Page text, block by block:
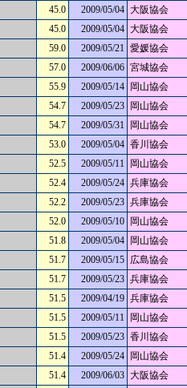
45.0 2009/05/04 大阪協会
45.0 2009/05/04 大阪協会
59.0 2009/05/21 愛媛協会
57.0 2009/06/06 宮城協会
55.9 2009/05/14
岡山協会
54.7 2009/05/23
岡山協会
54.7 2009/05/31
岡山協会
53.0 2009/05/04 香川協会
52.5 2009/05/11
岡山協会
52.4 2009/05/24 兵庫協会
52.2 2009/05/23 兵庫協会
52.0 2009/05/10
岡山協会
51.8 2009/05/04
岡山協会
51.7 2009/05/15 広島協会
51.7 2009/05/23 兵庫協会
51.5 2009/04/19 兵庫協会
51.5 2009/05/11
岡山協会
51.5 2009/05/23 香川協会
51.4 2009/05/24
岡山協会
51.4 2009/06/03 大阪協会